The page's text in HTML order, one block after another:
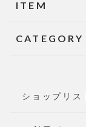
ITEM
CATEGORY
ショップリス